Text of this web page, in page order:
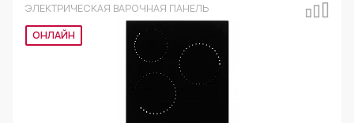
ЭЛЕКТРИЧЕСКАЯ ВАРОЧНАЯ ПАНЕЛЬ
Эксклюзив